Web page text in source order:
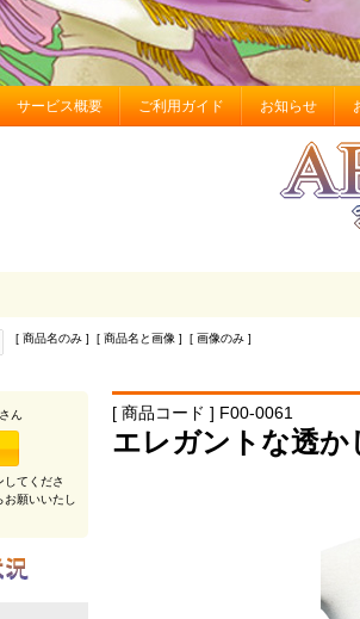
サービス概要 ご利用ガイド お知らせ
[ 商品名のみ ] [ 商品名と画像 ] [ 画像のみ ]
[ 商品コード ] F00-0061
エレガントな透
さん
してくださ
お願いいたし